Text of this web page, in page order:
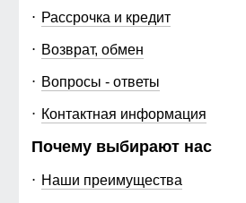
Рассрочка и кредит
Возврат, обмен
Вопросы - ответы
Контактная информация
Почему выбирают нас
Наши преимущества